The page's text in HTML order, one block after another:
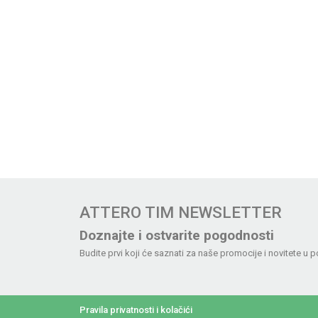
ATTERO TIM NEWSLETTER
Doznajte i ostvarite pogodnosti
Budite prvi koji će saznati za naše promocije i novitete u
Pravila privatnosti i kolačići